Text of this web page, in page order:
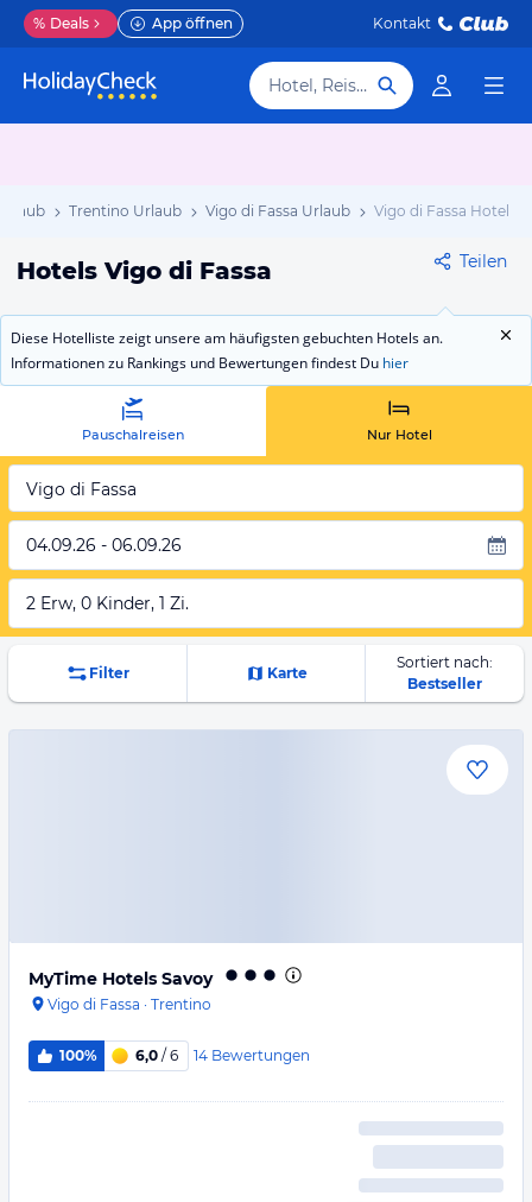
% Deals App öffnen Kontakt
Hotel, Reiseziel
Trentino Urlaub Vigo di Fassa Urlaub Vigo di Fassa Hotels
Hotels Vigo di Fassa Teilen
Diese Hotelliste zeigt unsere am häufigsten gebuchten Hotels an.
Informationen zu Rankings und Bewertungen findest Du hier
Pauschalreisen Nur Hotel
Vigo di Fassa
04.09.26 - 06.09.26
2 Erw, 0 Kinder, 1 Zi.
Filter Karte
Sortiert nach:
Bestseller
MyTime Hotels Savoy
Vigo di Fassa · Trentino
100% 6,0 / 6 14 Bewertungen